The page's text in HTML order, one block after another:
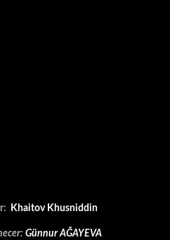
Khaitov Khusniddin
Günnur AĞAYEVA